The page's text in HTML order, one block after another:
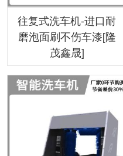
往复式洗车机-进口耐
磨泡面刷不伤车漆[隆
茂鑫晟]